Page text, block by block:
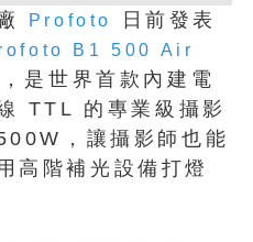
Profoto
日前發表
B1 500 Air
是世界首款內建電
TTL 的專業級攝影
，讓攝影師也能
高階補光設備打燈